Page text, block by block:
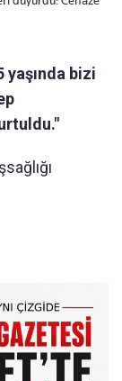
yaşında bizi